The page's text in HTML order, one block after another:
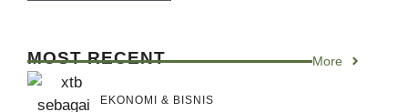
MOST RECENT More
EKONOMI & BISNIS